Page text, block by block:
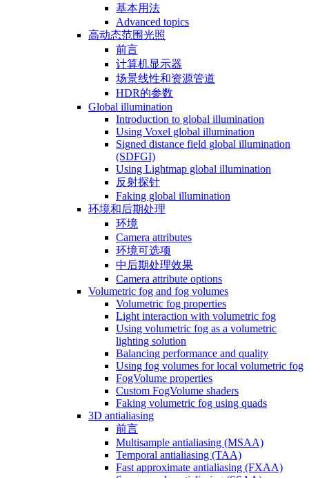
基本用法
Advanced topics
高动态范围光照
前言
计算机显示器
场景线性和资源管道
HDR的参数
Global illumination
Introduction to global illumination
Using Voxel global illumination
Signed distance field global illumination
(SDFGI)
Using Lightmap global illumination
反射探针
Faking global illumination
环境和后期处理
环境
Camera attributes
环境可选项
中后期处理效果
Camera attribute options
Volumetric fog and fog volumes
Volumetric fog properties
Light interaction with volumetric fog
Using volumetric fog as a volumetric
lighting solution
Balancing performance and quality
Using fog volumes for local volumetric fog
FogVolume properties
Custom FogVolume shaders
Faking volumetric fog using quads
3D antialiasing
前言
Multisample antialiasing (MSAA)
Temporal antialiasing (TAA)
Fast approximate antialiasing (FXAA)